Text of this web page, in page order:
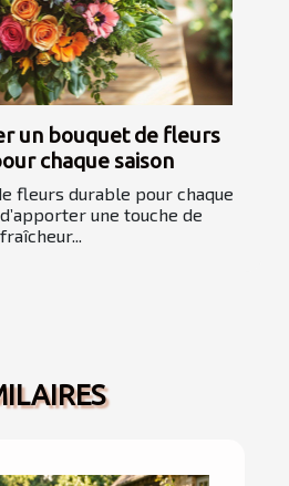
un bouquet de fleurs
chaque saison
fleurs durable pour chaque
une touche de
fraîcheur...